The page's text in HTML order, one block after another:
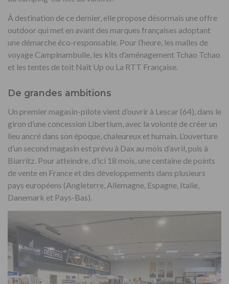
À destination de ce dernier, elle propose désormais une offre
outdoor qui met en avant des marques françaises adoptant
une démarche éco-responsable. Pour l’heure, les malles de
voyage Campinambulle, les kits d’aménagement Tchao Tchao
et les tentes de toit Naït Up ou La RTT Française.
De grandes ambitions
Un premier magasin-pilote vient d’ouvrir à Lescar (64), dans le
giron d’une concession Libertium, avec la volonté de créer un
lieu ancré dans son époque, chaleureux et humain. L’ouverture
d’un second magasin est prévu à Dax au mois d’avril, puis à
Biarritz. Pour atteindre, d’ici 18 mois, une centaine de points
de vente en France et des développements dans plusieurs
pays européens (Angleterre, Allemagne, Espagne, Italie,
Danemark et Pays-Bas).